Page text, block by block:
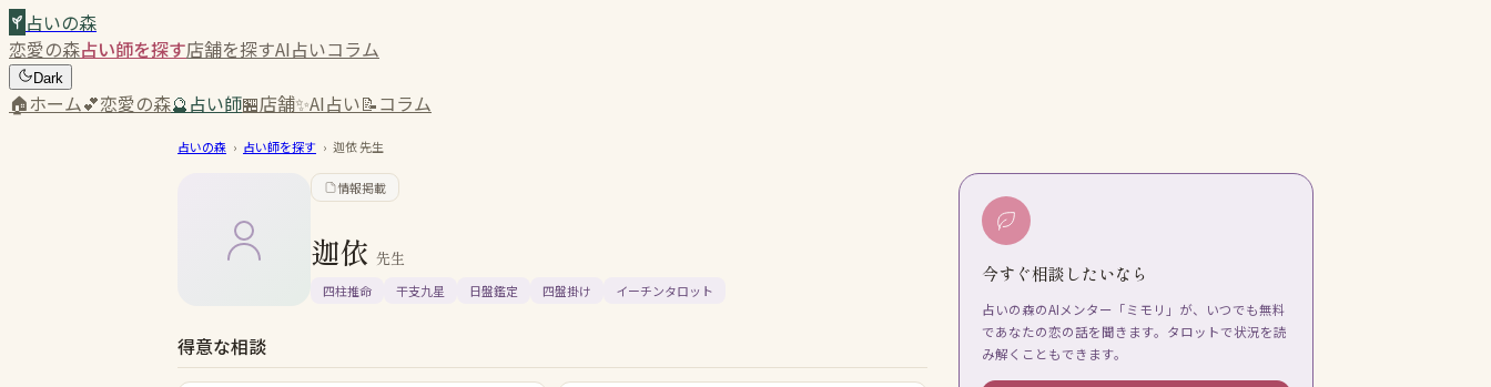
占いの森
恋愛の森占い師を探す店舗を探すAI占いコラム
Dark
🏠ホーム💕恋愛の森🔮占い師🏪店舗✨AI占い📝コラム
占いの森 › 占い師を探す › 迦依先生
情報掲載
迦依 先生
四柱推命 干支九星 日盤鑑定 四盤掛け イーチンタロット
得意な相談
今すぐ相談したいなら
占いの森のAIメンター「ミモリ」が、いつでも無料
であなたの恋の話を聞きます。タロットで状況を読
み解くこともできます。